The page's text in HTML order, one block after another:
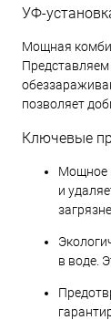
УФ-
Мощная
позволяет
Ключевые
Мощное
и
в воде.